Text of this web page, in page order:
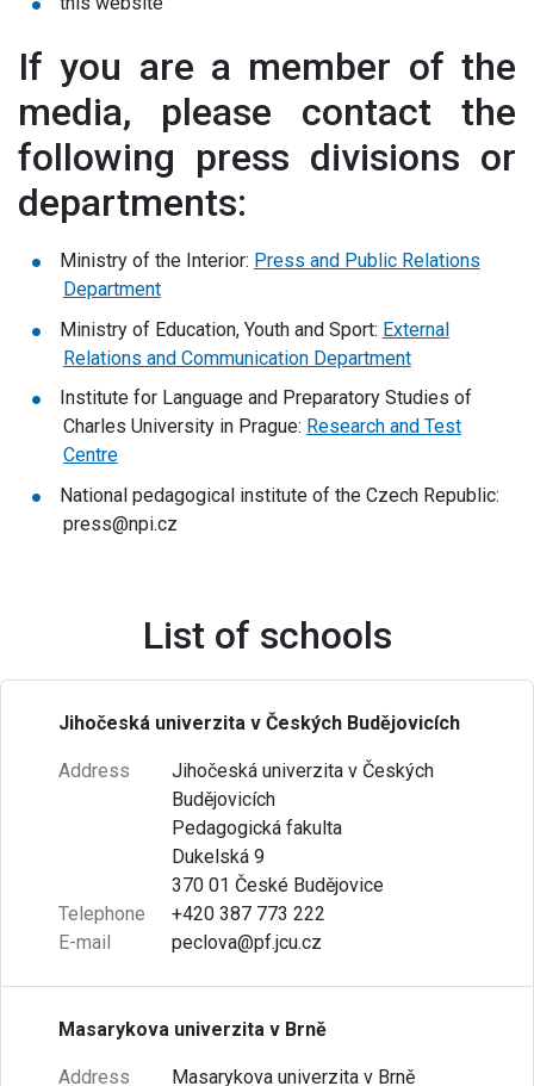
If you are a member of the
media, please contact the
following press divisions or
departments:
Ministry of the Interior: Press and Public Relations
Department
Ministry of Education, Youth and Sport: External
Relations and Communication Department
Institute for Language and Preparatory Studies of
Charles University in Prague: Research and Test
Centre
National pedagogical institute of the Czech Republic:
press@npi.cz
List of schools
Jihočeská univerzita v Českých Budějovicích
Address
Jihočeská univerzita v Českých
Budějovicích
Pedagogická fakulta
Dukelská 9
370 01 České Budějovice
Telephone
+420 387 773 222
E-mail
peclova@pf.jcu.cz
Masarykova univerzita v Brně
Address
Masarykova univerzita v Brně